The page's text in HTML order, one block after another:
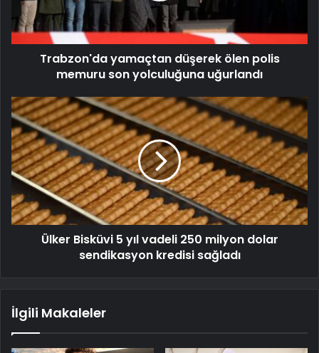
Trabzon'da yamaçtan düşerek ölen polis
memuru son yolculuğuna uğurlandı
Ülker Bisküvi 5 yıl vadeli 250 milyon dolar
sendikasyon kredisi sağladı
İlgili Makaleler